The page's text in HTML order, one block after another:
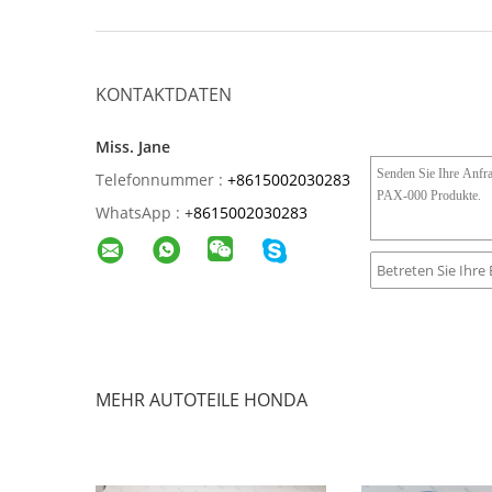
KONTAKTDATEN
Miss. Jane
Telefonnummer : +8615002030283
WhatsApp : +8615002030283
MEHR AUTOTEILE HONDA